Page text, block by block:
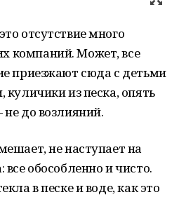
отсутствие много
компаний. Может, все
приезжают сюда с детьми
из песка, опять
до возлияний.
не наступает на
обособленно и чисто.
в песке и воде, как это